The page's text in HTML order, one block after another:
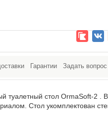
Гарантии Задать вопрос
туалетный стол OrmaSoft-2 .
Стол укомплектован